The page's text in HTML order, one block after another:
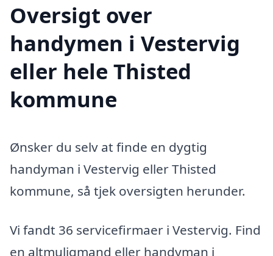
Oversigt over
handymen i Vestervig
eller hele Thisted
kommune
Ønsker du selv at finde en dygtig
handyman i Vestervig eller Thisted
kommune, så tjek oversigten herunder.
Vi fandt 36 servicefirmaer i Vestervig. Find
en altmuligmand eller handyman i